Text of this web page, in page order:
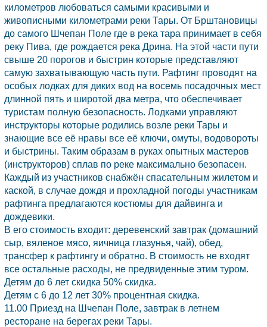
километров любоваться самыми красивыми и
живописными километрами реки Тары. От Брштановицы
до самого Шчепан Поле где в река тара принимает в себя
реку Пива, где рождается река Дрина. На этой части пути
свыше 20 порогов и быстрин которые представляют
самую захватывающую часть пути. Рафтинг проводят на
особых лодках для диких вод на восемь посадочных мест
длинной пять и широтой два метра, что обеспечивает
туристам полную безопасность. Лодками управляют
инструкторы которые родились возле реки Тары и
знающие все её нравы все её ключи, омуты, водовороты
и быстрины. Таким образам в руках опытных мастеров
(инструкторов) сплав по реке максимально безопасен.
Каждый из участников снабжён спасательным жилетом и
каской, в случае дождя и прохладной погоды участникам
рафтинга предлагаются костюмы для дайвинга и
дождевики.
В его стоимость входит: деревенский завтрак (домашний
сыр, вяленое мясо, яичница глазунья, чай), обед,
трансфер к рафтингу и обратно. В стоимость не входят
все остальные расходы, не предвиденные этим туром.
Детям до 6 лет скидка 50% скидка.
Детям с 6 до 12 лет 30% процентная скидка.
11.00 Приезд на Шчепан Поле, завтрак в летнем
ресторане на берегах реки Тары.